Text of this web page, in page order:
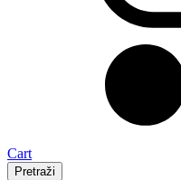
Cart
Pretraži